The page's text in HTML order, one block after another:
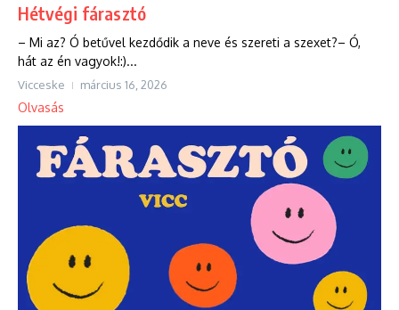
Hétvégi fárasztó
– Mi az? Ó betűvel kezdődik a neve és szereti a szexet?– Ó,
hát az én vagyok!:)...
Vicceske március 16, 2026
Olvasás